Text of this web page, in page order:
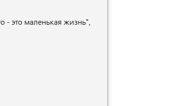
- это маленькая жизнь",